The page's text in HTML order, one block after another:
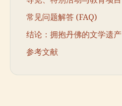
常见问题解答 (FAQ)
结论：拥抱丹佛的文学遗产
参考文献